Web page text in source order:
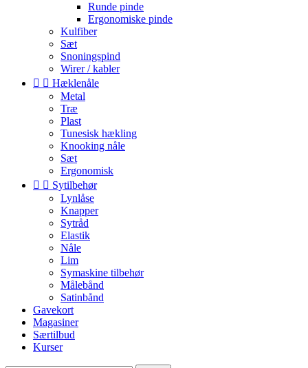
Runde pinde
Ergonomiske pinde
Kulfiber
Sæt
Snoningspind
Wirer / kabler
  Hæklenåle
Metal
Træ
Plast
Tunesisk hækling
Knooking nåle
Sæt
Ergonomisk
  Sytilbehør
Lynlåse
Knapper
Sytråd
Elastik
Nåle
Lim
Symaskine tilbehør
Målebånd
Satinbånd
Gavekort
Magasiner
Særtilbud
Kurser